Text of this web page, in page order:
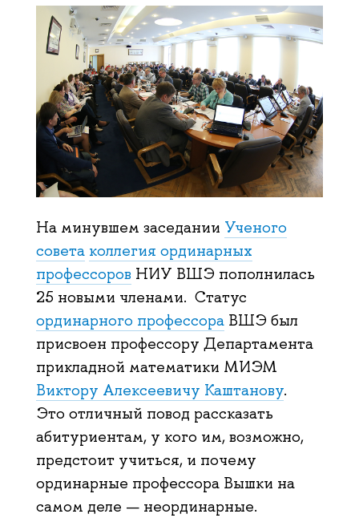
На минувшем заседании Ученого
совета коллегия ординарных
профессоров НИУ ВШЭ пополнилась
25 новыми членами. Статус
ординарного профессора ВШЭ был
присвоен профессору Департамента
прикладной математики МИЭМ
Виктору Алексеевичу Каштанову.
Это отличный повод рассказать
абитуриентам, у кого им, возможно,
предстоит учиться, и почему
ординарные профессора Вышки на
самом деле — неординарные.